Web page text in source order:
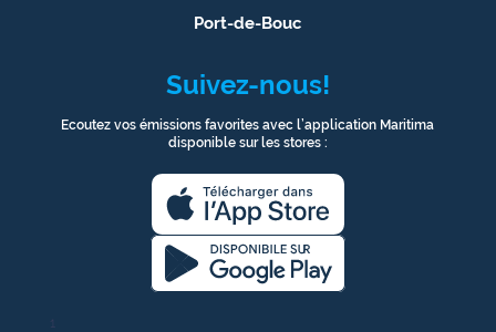
Port-de-Bouc
Suivez-nous!
Ecoutez vos émissions favorites avec l’application Maritima
disponible sur les stores :
1